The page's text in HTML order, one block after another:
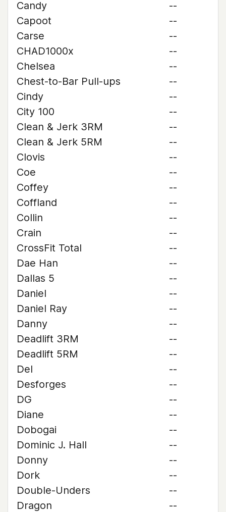
Candy
--
Capoot
--
Carse
--
CHAD1000x
--
Chelsea
--
Chest-to-Bar Pull-ups
--
Cindy
--
City 100
--
Clean & Jerk 3RM
--
Clean & Jerk 5RM
--
Clovis
--
Coe
--
Coffey
--
Coffland
--
Collin
--
Crain
--
CrossFit Total
--
Dae Han
--
Dallas 5
--
Daniel
--
Daniel Ray
--
Danny
--
Deadlift 3RM
--
Deadlift 5RM
--
Del
--
Desforges
--
DG
--
Diane
--
Dobogai
--
Dominic J. Hall
--
Donny
--
Dork
--
Double-Unders
--
Dragon
--